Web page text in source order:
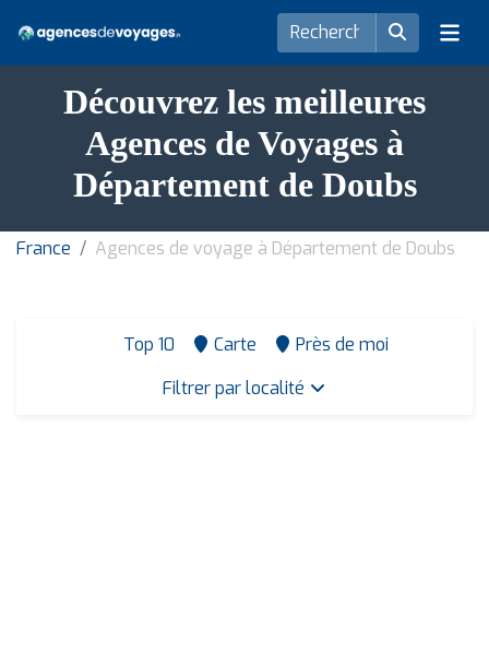
Découvrez les meilleures
Agences de Voyages à
Département de Doubs
France Agences de voyage à Département de Doubs
Top 10 Carte
Près de moi
Filtrer par localité